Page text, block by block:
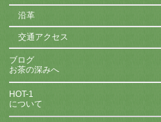
沿革
交通アクセス
ブログ
お茶の深みへ
HOT-1
について